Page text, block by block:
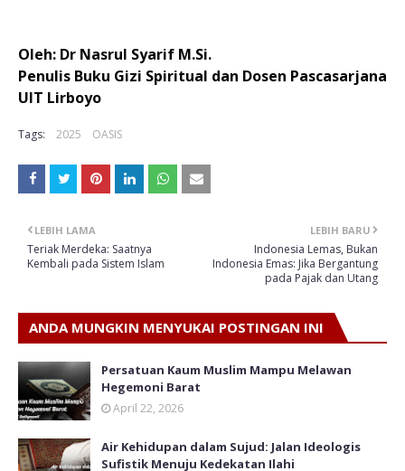
Oleh: Dr Nasrul Syarif M.Si.
Penulis Buku Gizi Spiritual dan Dosen Pascasarjana
UIT Lirboyo
Tags: 2025 OASIS
LEBIH BARU
Indonesia Lemas, Bukan
Indonesia Emas: Jika Bergantung
pada Pajak dan Utang
LEBIH LAMA
Teriak Merdeka: Saatnya
Kembali pada Sistem Islam
ANDA MUNGKIN MENYUKAI POSTINGAN INI
Persatuan Kaum Muslim Mampu Melawan
Hegemoni Barat
April 22, 2026
Air Kehidupan dalam Sujud: Jalan Ideologis
Sufistik Menuju Kedekatan Ilahi